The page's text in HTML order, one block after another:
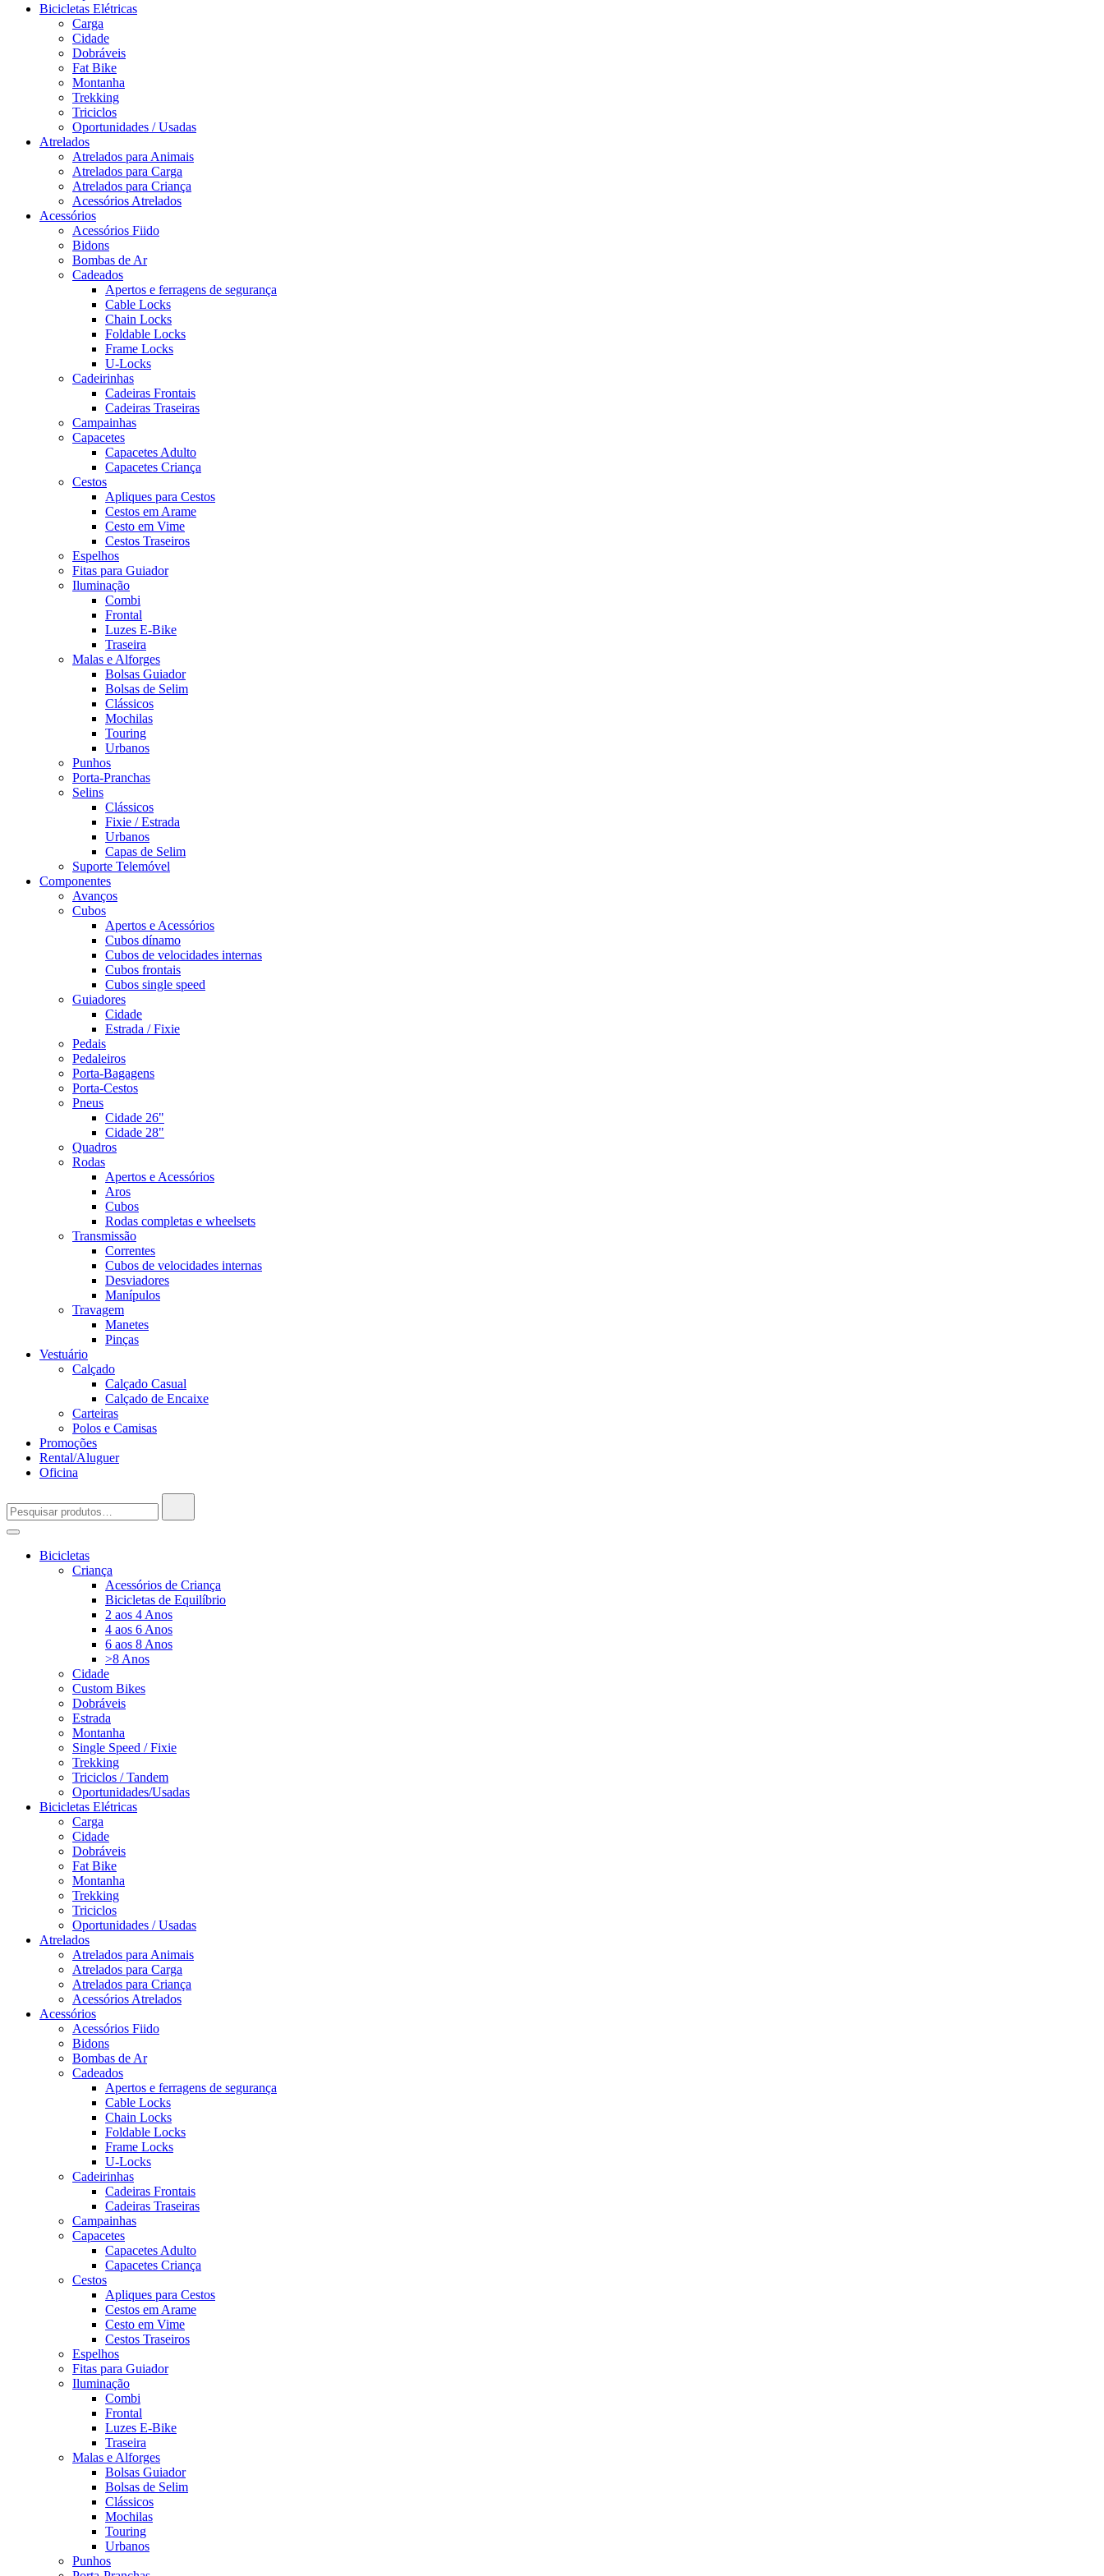
Bicicletas Elétricas
Carga
Cidade
Dobráveis
Fat Bike
Montanha
Trekking
Triciclos
Oportunidades / Usadas
Atrelados
Atrelados para Animais
Atrelados para Carga
Atrelados para Criança
Acessórios Atrelados
Acessórios
Acessórios Fiido
Bidons
Bombas de Ar
Cadeados
Apertos e ferragens de segurança
Cable Locks
Chain Locks
Foldable Locks
Frame Locks
U-Locks
Cadeirinhas
Cadeiras Frontais
Cadeiras Traseiras
Campainhas
Capacetes
Capacetes Adulto
Capacetes Criança
Cestos
Apliques para Cestos
Cestos em Arame
Cesto em Vime
Cestos Traseiros
Espelhos
Fitas para Guiador
Iluminação
Combi
Frontal
Luzes E-Bike
Traseira
Malas e Alforges
Bolsas Guiador
Bolsas de Selim
Clássicos
Mochilas
Touring
Urbanos
Punhos
Porta-Pranchas
Selins
Clássicos
Fixie / Estrada
Urbanos
Capas de Selim
Suporte Telemóvel
Componentes
Avanços
Cubos
Apertos e Acessórios
Cubos dínamo
Cubos de velocidades internas
Cubos frontais
Cubos single speed
Guiadores
Cidade
Estrada / Fixie
Pedais
Pedaleiros
Porta-Bagagens
Porta-Cestos
Pneus
Cidade 26"
Cidade 28"
Quadros
Rodas
Apertos e Acessórios
Aros
Cubos
Rodas completas e wheelsets
Transmissão
Correntes
Cubos de velocidades internas
Desviadores
Manípulos
Travagem
Manetes
Pinças
Vestuário
Calçado
Calçado Casual
Calçado de Encaixe
Carteiras
Polos e Camisas
Promoções
Rental/Aluguer
Oficina
por:
Bicicletas
Criança
Acessórios de Criança
Bicicletas de Equilíbrio
2 aos 4 Anos
4 aos 6 Anos
6 aos 8 Anos
>8 Anos
Cidade
Custom Bikes
Dobráveis
Estrada
Montanha
Single Speed / Fixie
Trekking
Triciclos / Tandem
Oportunidades/Usadas
Bicicletas Elétricas
Carga
Cidade
Dobráveis
Fat Bike
Montanha
Trekking
Triciclos
Oportunidades / Usadas
Atrelados
Atrelados para Animais
Atrelados para Carga
Atrelados para Criança
Acessórios Atrelados
Acessórios
Acessórios Fiido
Bidons
Bombas de Ar
Cadeados
Apertos e ferragens de segurança
Cable Locks
Chain Locks
Foldable Locks
Frame Locks
U-Locks
Cadeirinhas
Cadeiras Frontais
Cadeiras Traseiras
Campainhas
Capacetes
Capacetes Adulto
Capacetes Criança
Cestos
Apliques para Cestos
Cestos em Arame
Cesto em Vime
Cestos Traseiros
Espelhos
Fitas para Guiador
Iluminação
Combi
Frontal
Luzes E-Bike
Traseira
Malas e Alforges
Bolsas Guiador
Bolsas de Selim
Clássicos
Mochilas
Touring
Urbanos
Punhos